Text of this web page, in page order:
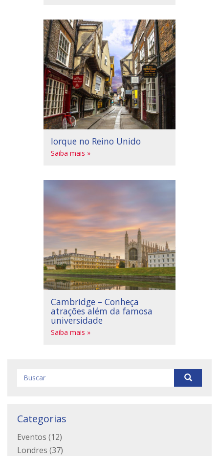
Iorque no Reino Unido
Saiba mais »
Cambridge – Conheça
atrações além da famosa
universidade
Saiba mais »
Categorias
Eventos (12)
Londres (37)